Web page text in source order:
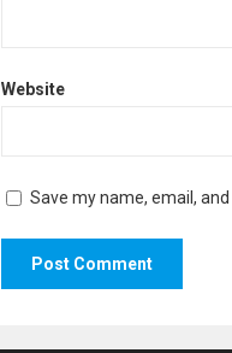
Website
Save my name, email,